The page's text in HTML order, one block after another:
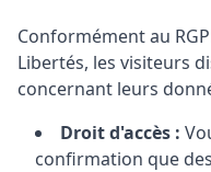
Conformément au
Libertés, les visiteurs
concernant leurs
Droit d'accès :
confirmation que